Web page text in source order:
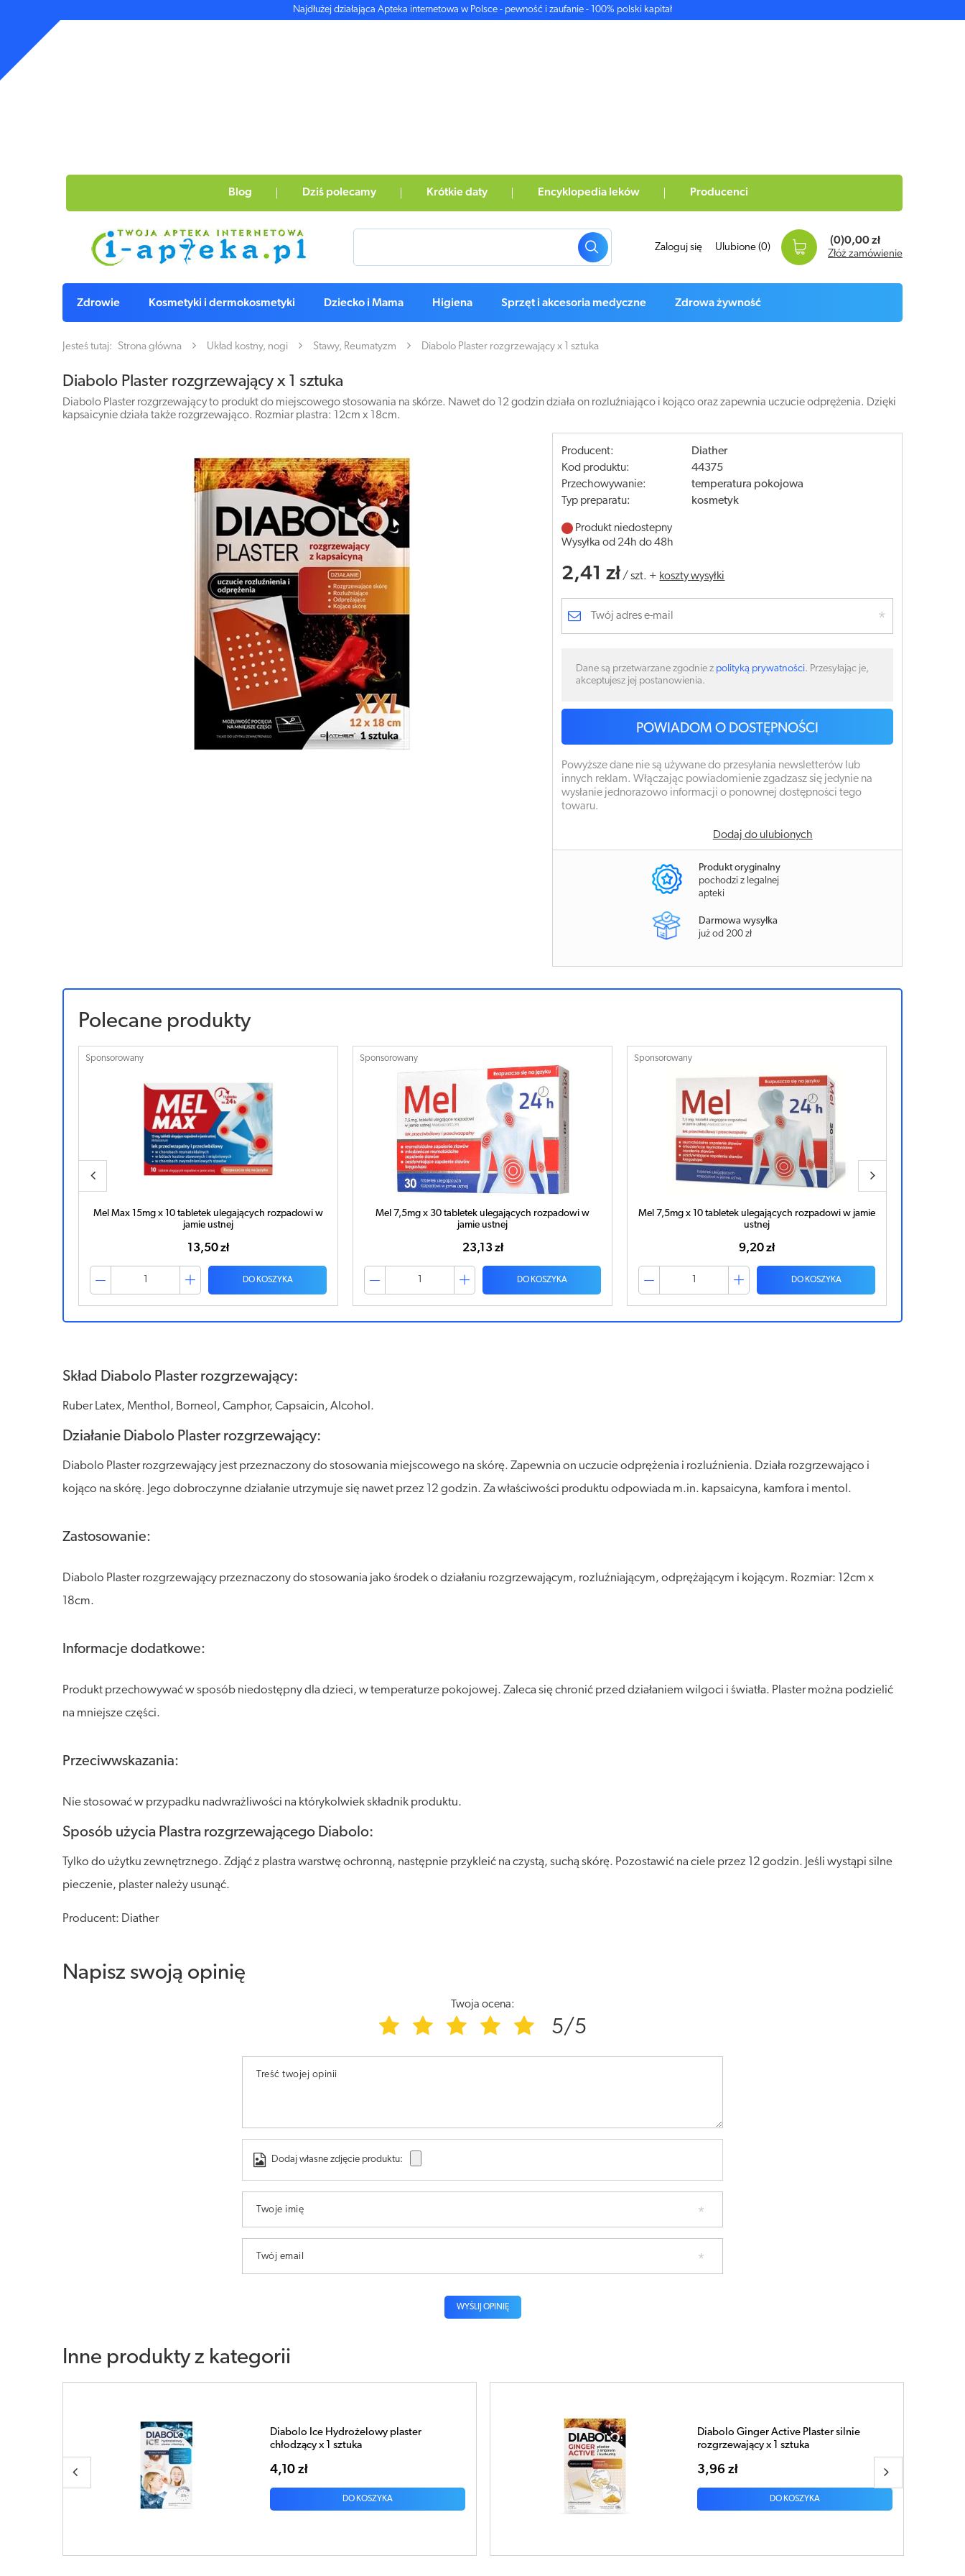
Najdłużej działająca Apteka internetowa w Polsce - pewność i zaufanie - 100% polski kapitał
Blog Dziś polecamy Krótkie daty Encyklopedia leków Producenci
Zaloguj się Ulubione (0)
(0)0,00 zł
Złóż zamówienie
Zdrowie Kosmetyki i dermokosmetyki Dziecko i Mama Higiena Sprzęt i akcesoria medyczne Zdrowa żywność
Jesteś tutaj: Strona główna Układ kostny, nogi Stawy, Reumatyzm Diabolo Plaster rozgrzewający x 1 sztuka
Diabolo Plaster rozgrzewający x 1 sztuka
Diabolo Plaster rozgrzewający to produkt do miejscowego stosowania na skórze. Nawet do 12 godzin działa on rozluźniająco i kojąco oraz zapewnia uczucie odprężenia. Dzięki
kapsaicynie działa także rozgrzewająco. Rozmiar plastra: 12cm x 18cm.
Producent:
Diather
Kod produktu:
44375
Przechowywanie:
temperatura pokojowa
Typ preparatu:
kosmetyk
Produkt niedostepny
Wysyłka od 24h do 48h
2,41 zł /szt. + koszty wysyłki
Dane są przetwarzane zgodnie z polityką prywatności. Przesyłając je,
akceptujesz jej postanowienia.
POWIADOM O DOSTĘPNOŚCI
Powyższe dane nie są używane do przesyłania newsletterów lub
innych reklam. Włączając powiadomienie zgadzasz się jedynie na
wysłanie jednorazowo informacji o ponownej dostępności tego
towaru.
Dodaj do ulubionych
Produkt oryginalny
pochodzi z legalnej
apteki
Darmowa wysyłka
już od 200 zł
Polecane produkty
Sponsorowany
Mel 7,5mg x 30 tabletek ulegających rozpadowi w
jamie ustnej
23,13 zł
DO KOSZYKA
Sponsorowany
Mel 7,5mg x 10 tabletek ulegających rozpadowi w jamie
ustnej
9,20 zł
DO KOSZYKA
Sponsorowany
Mel 7,5mg x 20 tabletek ulegających rozpadowi w
jamie ustnej
16,08 zł
DO KOSZYKA
Skład Diabolo Plaster rozgrzewający:
Ruber Latex, Menthol, Borneol, Camphor, Capsaicin, Alcohol.
Działanie Diabolo Plaster rozgrzewający:
Diabolo Plaster rozgrzewający jest przeznaczony do stosowania miejscowego na skórę. Zapewnia on uczucie odprężenia i rozluźnienia. Działa rozgrzewająco i
kojąco na skórę. Jego dobroczynne działanie utrzymuje się nawet przez 12 godzin. Za właściwości produktu odpowiada m.in. kapsaicyna, kamfora i mentol.
Zastosowanie:
Diabolo Plaster rozgrzewający przeznaczony do stosowania jako środek o działaniu rozgrzewającym, rozluźniającym, odprężającym i kojącym. Rozmiar: 12cm x
18cm.
Informacje dodatkowe:
Produkt przechowywać w sposób niedostępny dla dzieci, w temperaturze pokojowej. Zaleca się chronić przed działaniem wilgoci i światła. Plaster można podzielić
na mniejsze części.
Przeciwwskazania:
Nie stosować w przypadku nadwrażliwości na którykolwiek składnik produktu.
Sposób użycia Plastra rozgrzewającego Diabolo:
Tylko do użytku zewnętrznego. Zdjąć z plastra warstwę ochronną, następnie przykleić na czystą, suchą skórę. Pozostawić na ciele przez 12 godzin. Jeśli wystąpi silne
pieczenie, plaster należy usunąć.
Producent: Diather
Napisz swoją opinię
Twoja ocena:
5/5
Treść twojej opinii
Dodaj własne zdjęcie produktu:
Twoje imię
Twój email
WYŚLIJ OPINIĘ
Inne produkty z kategorii
Diabolo Ginger Active Plaster silnie
rozgrzewający x 1 sztuka
3,96 zł
DO KOSZYKA
Diabolo Max Plaster silnie rozgrzewający x
1 sztuka
3,72 zł
DO KOSZYKA